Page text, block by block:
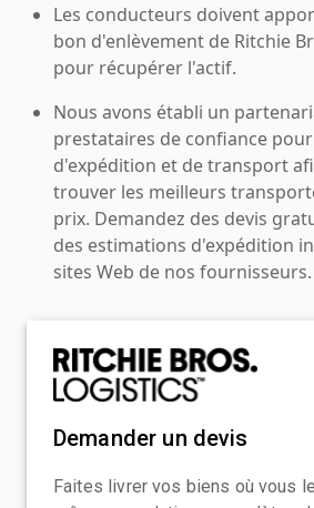
Les conducteurs doivent
bon d'enlèvement de Ritchie
pour récupérer l'actif.
Nous avons établi un
prestataires de confiance
d'expédition et de transport
trouver les meilleurs
prix. Demandez des devis
des estimations d'expédition
sites Web de nos fournisseurs.
Demander un devis
Faites livrer vos biens où vous